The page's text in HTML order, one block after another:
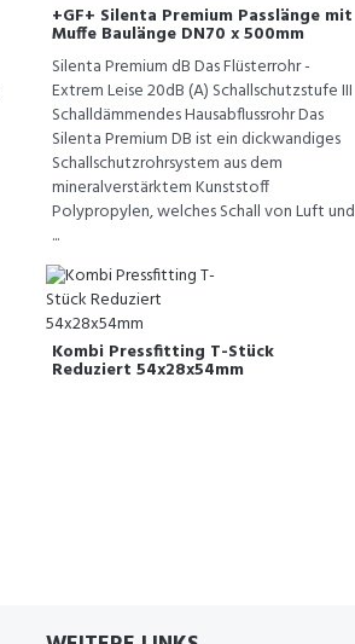
+GF+ Silenta Premium Passlänge mit
Muffe Baulänge DN70 x 500mm
Silenta Premium dB Das Flüsterrohr -
Extrem Leise 20dB (A) Schallschutzstufe III
Schalldämmendes Hausabflussrohr Das
Silenta Premium DB ist ein dickwandiges
Schallschutzrohrsystem aus dem
mineralverstärktem Kunststoff
Polypropylen, welches Schall von Luft und
...
Kombi Pressfitting T-Stück
Reduziert 54x28x54mm